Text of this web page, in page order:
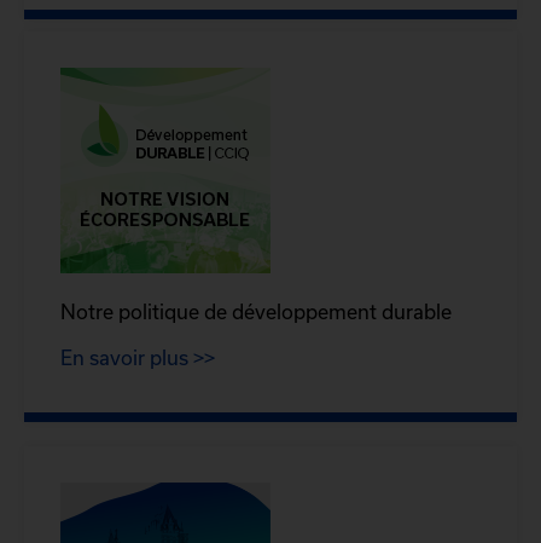
Notre politique de développement durable
En savoir plus >>